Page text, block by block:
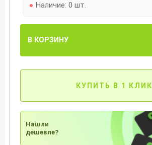
Наличие: 0 шт.
В КОРЗИНУ
КУПИТЬ В 1 КЛИК
Нашли
дешевле?